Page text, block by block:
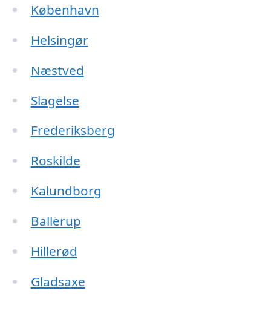
København
Helsingør
Næstved
Slagelse
Frederiksberg
Roskilde
Kalundborg
Ballerup
Hillerød
Gladsaxe